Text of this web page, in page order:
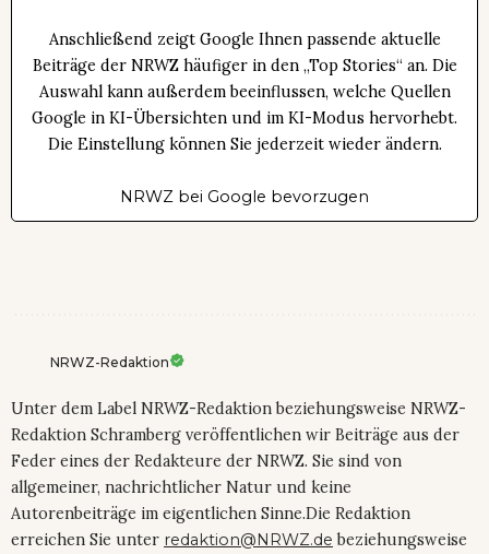
Anschließend zeigt Google Ihnen passende aktuelle
Beiträge der NRWZ häufiger in den „Top Stories“ an. Die
Auswahl kann außerdem beeinflussen, welche Quellen
Google in KI-Übersichten und im KI-Modus hervorhebt.
Die Einstellung können Sie jederzeit wieder ändern.
NRWZ bei Google bevorzugen
NRWZ-Redaktion
Unter dem Label NRWZ-Redaktion beziehungsweise NRWZ-
Redaktion Schramberg veröffentlichen wir Beiträge aus der
Feder eines der Redakteure der NRWZ. Sie sind von
allgemeiner, nachrichtlicher Natur und keine
Autorenbeiträge im eigentlichen Sinne.Die Redaktion
erreichen Sie unter redaktion@NRWZ.de beziehungsweise